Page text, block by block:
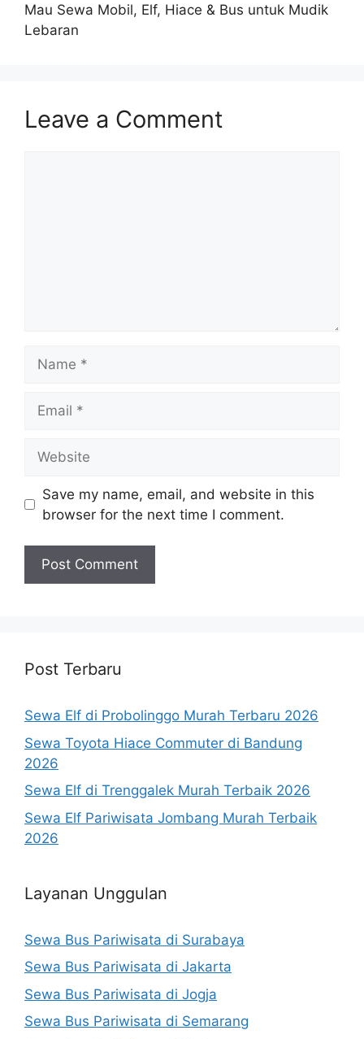
Mau Sewa Mobil, Elf, Hiace & Bus untuk Mudik
Lebaran
Leave a Comment
Save my name, email, and website in this
browser for the next time I comment.
Post Terbaru
Sewa Elf di Probolinggo Murah Terbaru 2026
Sewa Toyota Hiace Commuter di Bandung
2026
Sewa Elf di Trenggalek Murah Terbaik 2026
Sewa Elf Pariwisata Jombang Murah Terbaik
2026
Layanan Unggulan
Sewa Bus Pariwisata di Surabaya
Sewa Bus Pariwisata di Jakarta
Sewa Bus Pariwisata di Jogja
Sewa Bus Pariwisata di Semarang